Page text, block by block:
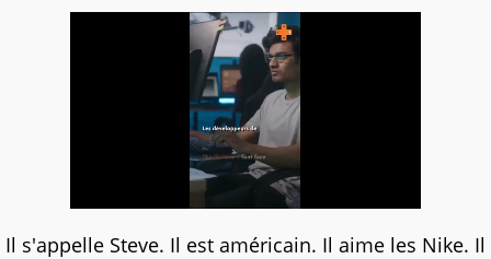
Il s'appelle Steve. Il est américain. Il aime les Nike. Il